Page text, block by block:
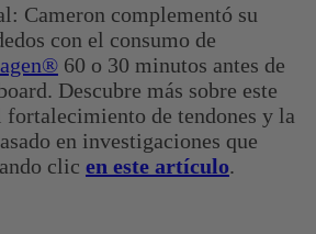
Cameron complementó su
con el consumo de
60 o 30 minutos antes de
Descubre más sobre este
fortalecimiento de tendones y la
en investigaciones que
clic en este artículo.